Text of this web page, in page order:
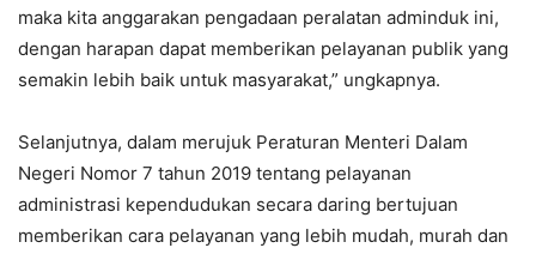
maka kita anggarakan pengadaan peralatan adminduk ini,
dengan harapan dapat memberikan pelayanan publik yang
semakin lebih baik untuk masyarakat,” ungkapnya.
Selanjutnya, dalam merujuk Peraturan Menteri Dalam
Negeri Nomor 7 tahun 2019 tentang pelayanan
administrasi kependudukan secara daring bertujuan
memberikan cara pelayanan yang lebih mudah, murah dan